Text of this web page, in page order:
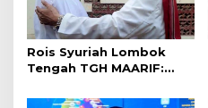
Rois Syuriah Lombok
Tengah TGH MAARIF:
Abad Kedua NU”